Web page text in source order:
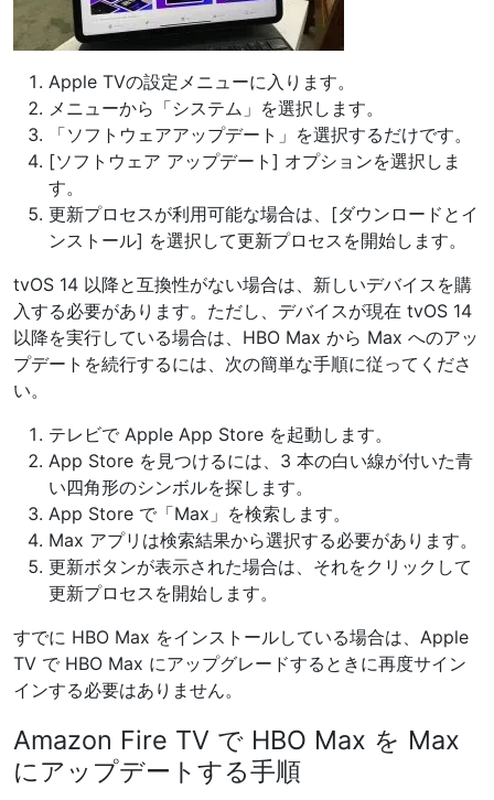
Apple TVの設定メニューに入ります。
メニューから「システム」を選択します。
「ソフトウェアアップデート」を選択するだけです。
[ソフトウェア アップデート] オプションを選択しま
す。
更新プロセスが利用可能な場合は、[ダウンロードとイ
ンストール] を選択して更新プロセスを開始します。
tvOS 14 以降と互換性がない場合は、新しいデバイスを購
入する必要があります。ただし、デバイスが現在 tvOS 14
以降を実行している場合は、HBO Max から Max へのアッ
プデートを続行するには、次の簡単な手順に従ってくださ
い。
テレビで Apple App Store を起動します。
App Store を見つけるには、3 本の白い線が付いた青
い四角形のシンボルを探します。
App Store で「Max」を検索します。
Max アプリは検索結果から選択する必要があります。
更新ボタンが表示された場合は、それをクリックして
更新プロセスを開始します。
すでに HBO Max をインストールしている場合は、Apple
TV で HBO Max にアップグレードするときに再度サイン
インする必要はありません。
Amazon Fire TV で HBO Max を Max
にアップデートする手順